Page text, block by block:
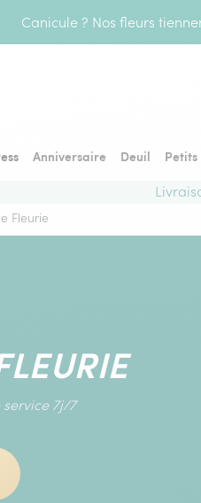
Canicule ? Nos fleurs
Anniversaire Deuil Petits
Fleurie
7j/7